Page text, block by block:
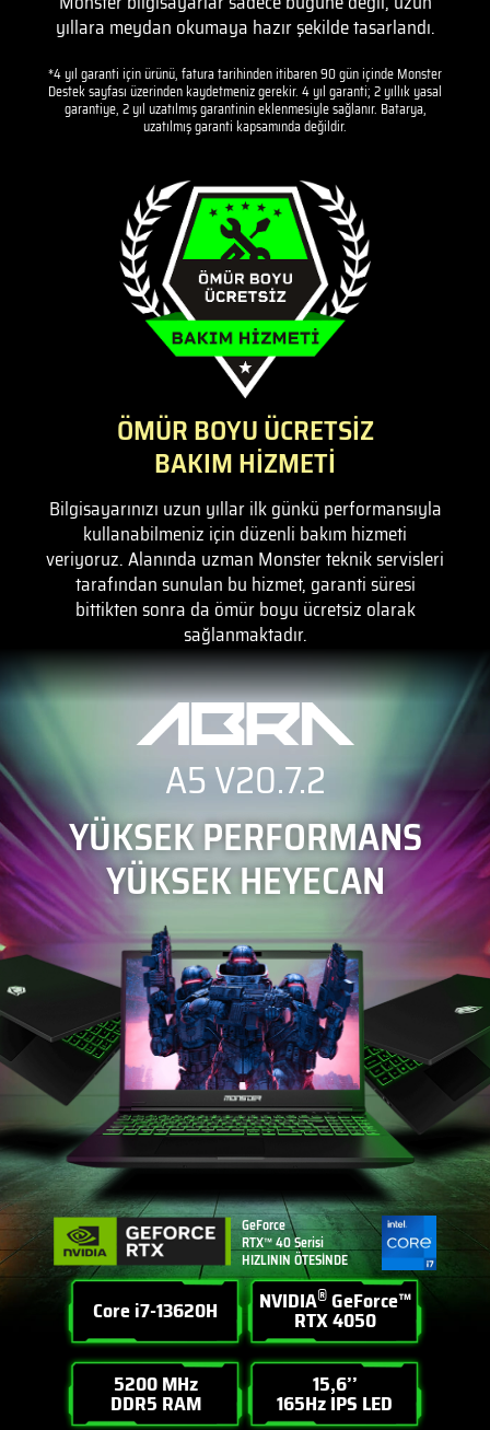
yıllara meydan okumaya hazır şekilde tasarlandı.
*4 yıl garanti için ürünü, fatura tarihinden itibaren 90 gün içinde Monster
Destek sayfası üzerinden kaydetmeniz gerekir. 4 yıl garanti; 2 yıllık yasal
garantiye, 2 yıl uzatılmış garantinin eklenmesiyle sağlanır. Batarya,
uzatılmış garanti kapsamında değildir.
ÖMÜR BOYU ÜCRETSİZ
BAKIM HİZMETİ
Bilgisayarınızı uzun yıllar ilk günkü performansıyla
kullanabilmeniz için düzenli bakım hizmeti
veriyoruz. Alanında uzman Monster teknik servisleri
tarafından sunulan bu hizmet, garanti süresi
bittikten sonra da ömür boyu ücretsiz olarak
sağlanmaktadır.
A5 V20.7.2
YÜKSEK PERFORMANS
YÜKSEK HEYECAN
GeForce
RTX™ 40 Serisi
HIZLININ ÖTESİNDE
Core i7-13620H NVIDIA®GeForce™
RTX 4050
5200 MHz
DDR5 RAM
15,6’’
165Hz IPS LED